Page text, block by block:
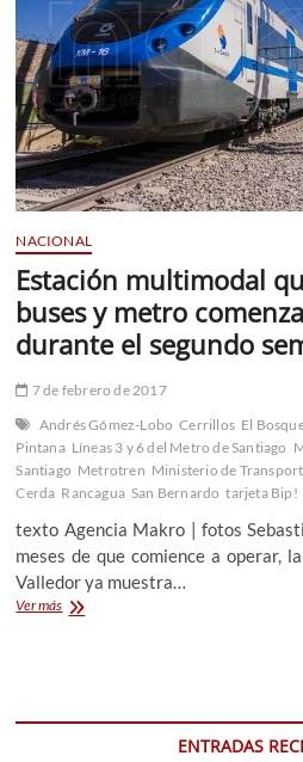
NACIONAL
Estación multimodal
buses y metro
durante el segundo
7 de febrero de 2017
Andrés Gómez-Lobo Cerrillos El
Pintana Líneas 3 y 6 del Metro de Santiago
Santiago Metrotren Ministerio de
Cerda Rancagua San Bernardo tarjeta Bip!
texto Agencia Makro | fotos
meses de que comience a operar,
Valledor ya muestra…
Ver másEstación
ENTRADAS